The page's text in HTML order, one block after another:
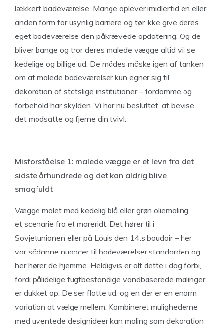
lækkert badeværelse. Mange oplever imidlertid en eller
anden form for usynlig barriere og tør ikke give deres
eget badeværelse den påkrævede opdatering. Og de
bliver bange og tror deres malede vægge altid vil se
kedelige og billige ud. De mådes måske igen af tanken
om at malede badeværelser kun egner sig til
dekoration af statslige institutioner – fordomme og
forbehold har skylden. Vi har nu besluttet, at bevise
det modsatte og fjerne din tvivl.
Misforståelse 1: malede vægge er et levn fra det
sidste århundrede og det kan aldrig blive
smagfuldt
Vægge malet med kedelig blå eller grøn oliemaling,
et scenarie fra et mareridt. Det hører til i
Sovjetunionen eller på Louis den 14.s boudoir – her
var sådanne nuancer til badeværelser standarden og
her hører de hjemme. Heldigvis er alt dette i dag forbi,
fordi pålidelige fugtbestandige vandbaserede malinger
er dukket op. De ser flotte ud, og en der er en enorm
variation at vælge mellem. Kombineret mulighederne
med uventede designideer kan maling som dekoration